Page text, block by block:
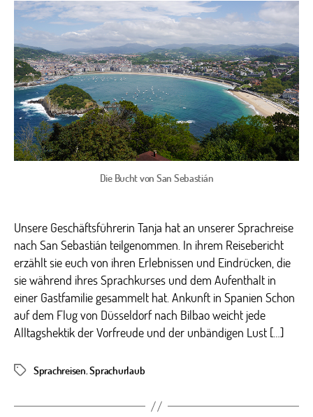
Die Bucht von San Sebastián
Unsere Geschäftsführerin Tanja hat an unserer Sprachreise
nach San Sebastián teilgenommen. In ihrem Reisebericht
erzählt sie euch von ihren Erlebnissen und Eindrücken, die
sie während ihres Sprachkurses und dem Aufenthalt in
einer Gastfamilie gesammelt hat. Ankunft in Spanien Schon
auf dem Flug von Düsseldorf nach Bilbao weicht jede
Alltagshektik der Vorfreude und der unbändigen Lust […]
Schlagwörter
Sprachreisen,Sprachurlaub